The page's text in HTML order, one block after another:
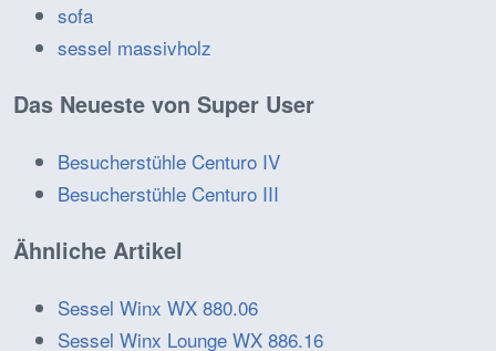
sofa
sessel massivholz
Das Neueste von Super User
Besucherstühle Centuro IV
Besucherstühle Centuro III
Ähnliche Artikel
Sessel Winx WX 880.06
Sessel Winx Lounge WX 886.16